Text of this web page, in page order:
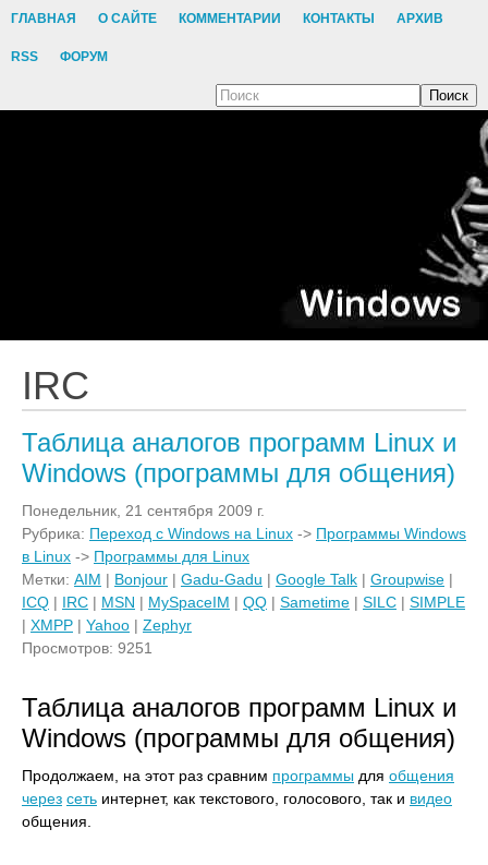
ГЛАВНАЯ О САЙТЕ КОММЕНТАРИИ КОНТАКТЫ АРХИВ
RSS ФОРУМ
Поиск
IRC
Таблица аналогов программ Linux и
Windows (программы для общения)
Понедельник, 21 сентября 2009 г.
Рубрика: Переход с Windows на Linux -> Программы Windows
в Linux -> Программы для Linux
Метки: AIM | Bonjour | Gadu-Gadu | Google Talk | Groupwise |
ICQ | IRC | MSN | MySpaceIM | QQ | Sametime | SILC | SIMPLE
| XMPP | Yahoo | Zephyr
Просмотров: 9251
Таблица аналогов программ Linux и
Windows (программы для общения)
Продолжаем, на этот раз сравним программы для общения
через сеть интернет, как текстового, голосового, так и видео
общения.